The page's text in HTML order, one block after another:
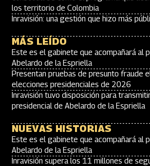
los territorio de Colombia
Inravisión: una gestión que hizo más
MÁS LEÍDO
Este es el gabinete que acompañará al
Abelardo de la Espriella
Presentan pruebas de presunto fraude
elecciones presidenciales de 2026
Inravisión tuvo disposición para
presidencial de Abelardo de la Espriella
NUEVAS HISTORIAS
Este es el gabinete que acompañará al
Abelardo de la Espriella
Inravisión supera los 11 millones de